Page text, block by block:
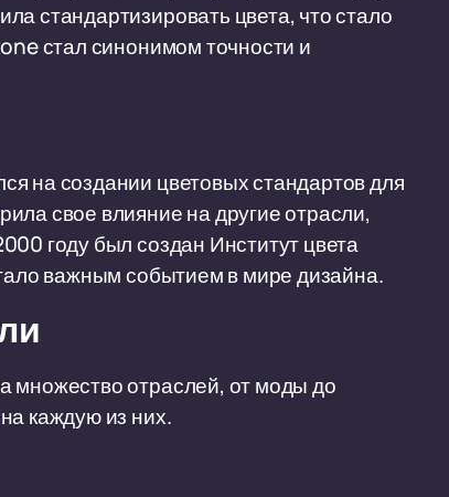
стандартизировать цвета, что стало
стал синонимом точности и
на создании цветовых стандартов для
свое влияние на другие отрасли,
году был создан Институт цвета
важным событием в мире дизайна.
множество отраслей, от моды до
каждую из них.